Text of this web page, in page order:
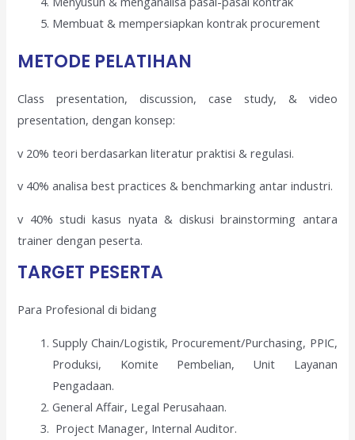
Membuat & mempersiapkan kontrak procurement
METODE PELATIHAN
Class presentation, discussion, case study, & video
presentation, dengan konsep:
v 20% teori berdasarkan literatur praktisi & regulasi.
v 40% analisa best practices & benchmarking antar industri.
v 40% studi kasus nyata & diskusi brainstorming antara
trainer dengan peserta.
TARGET PESERTA
Para Profesional di bidang
Supply Chain/Logistik, Procurement/Purchasing, PPIC,
Produksi, Komite Pembelian, Unit Layanan
Pengadaan.
General Affair, Legal Perusahaan.
Project Manager, Internal Auditor.